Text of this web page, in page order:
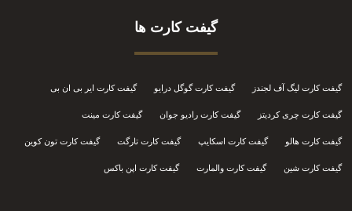
گیفت کارت ها
گیفت کارت لیگ آف لجندز گیفت کارت گوگل درایو گیفت کارت ایر بی ان بی
گیفت کارت چری کردیتز گیفت کارت رادیو جوان گیفت کارت مینت
گیفت کارت هالو گیفت کارت اسکایپ گیفت کارت تارگت گیفت کارت تون کوین
گیفت کارت شین گیفت کارت والمارت گیفت کارت اپن باکس